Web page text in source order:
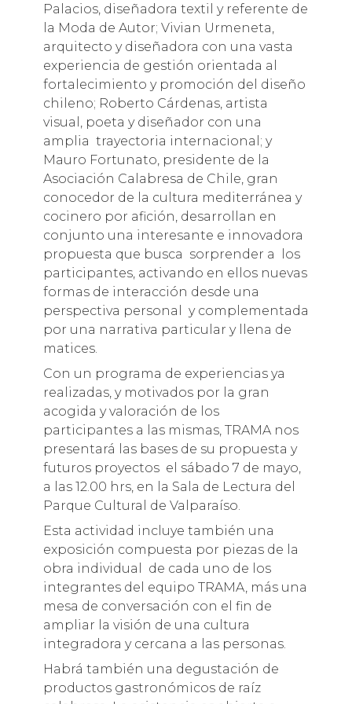
Palacios, diseñadora textil y referente de
la Moda de Autor; Vivian Urmeneta,
arquitecto y diseñadora con una vasta
experiencia de gestión orientada al
fortalecimiento y promoción del diseño
chileno; Roberto Cárdenas, artista
visual, poeta y diseñador con una
amplia trayectoria internacional; y
Mauro Fortunato, presidente de la
Asociación Calabresa de Chile, gran
conocedor de la cultura mediterránea y
cocinero por afición, desarrollan en
conjunto una interesante e innovadora
propuesta que busca sorprender a los
participantes, activando en ellos nuevas
formas de interacción desde una
perspectiva personal y complementada
por una narrativa particular y llena de
matices.
Con un programa de experiencias ya
realizadas, y motivados por la gran
acogida y valoración de los
participantes a las mismas, TRAMA nos
presentará las bases de su propuesta y
futuros proyectos el sábado 7 de mayo,
a las 12.00 hrs, en la Sala de Lectura del
Parque Cultural de Valparaíso.
Esta actividad incluye también una
exposición compuesta por piezas de la
obra individual de cada uno de los
integrantes del equipo TRAMA, más una
mesa de conversación con el fin de
ampliar la visión de una cultura
integradora y cercana a las personas.
Habrá también una degustación de
productos gastronómicos de raíz